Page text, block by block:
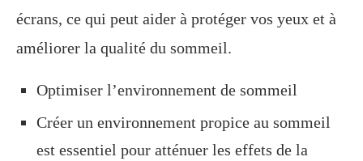
écrans, ce qui peut aider à protéger vos yeux et à
améliorer la qualité du sommeil.
Optimiser l’environnement de sommeil
Créer un environnement propice au sommeil
est essentiel pour atténuer les effets de la